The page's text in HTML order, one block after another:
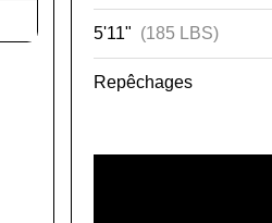
5'11" (185 LBS)
Repêchages